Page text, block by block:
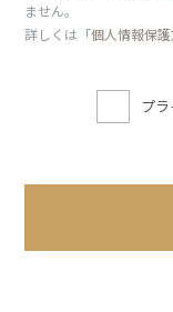
ません。
詳しくは「個人情報保
プ